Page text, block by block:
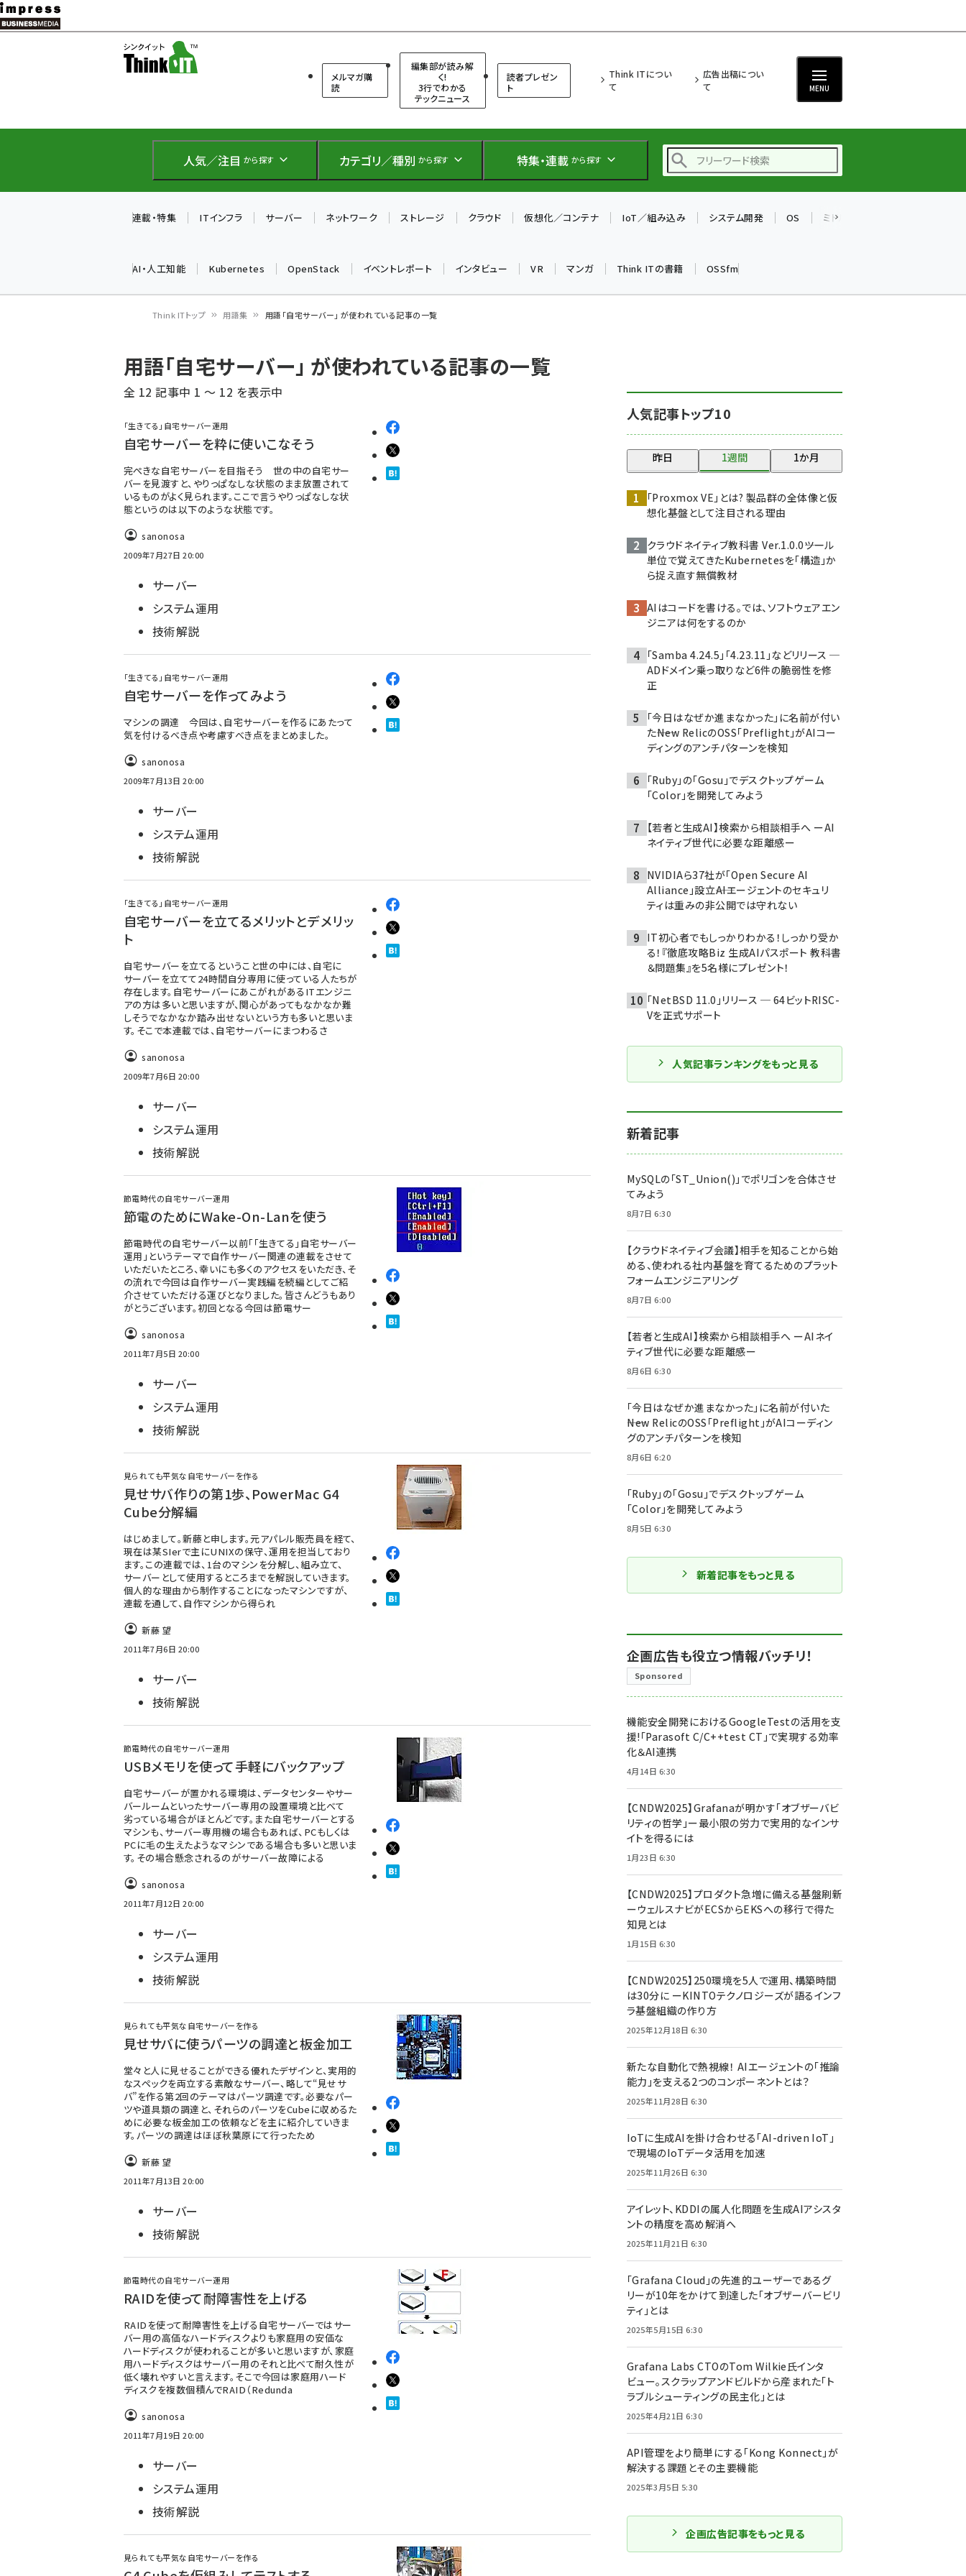
メ
イ
テ
に
メルマガ購
読
編集部が読み解
く!
3行でわかる
テックニュース
読者プレゼン
ト
Think ITについ
て
広告出稿につい
て
MENU
人気／注目 から探す カテゴリ／種別 から探す 特集・連載 から探す
仲間と築いた勝利の絆～
drupal (1963)
genai (1492)
abc123 (1367)
連載・特集 ITインフラ サーバー ネットワーク ストレージ クラウド 仮想化／コンテナ IoT／組み込み システム開発 OS ミドルウェア
AI・人工知能 Kubernetes OpenStack イベントレポート インタビュー VR マンガ Think ITの書籍 OSSfm
ン
く
ず
Think ITトップ 用語集 用語「自宅サーバー」 が使われている記事の一覧
用語「自宅サーバー」 が使われている記事の一覧
全 12 記事中 1 ～ 12 を表示中
「生きてる」自宅サーバー運用
自宅サーバーを粋に使いこなそう
完ぺきな自宅サーバーを目指そう 世の中の自宅サー
バーを見渡すと、やりっぱなしな状態のまま放置されて
いるものがよく見られます。ここで言うやりっぱなしな状
態というのは以下のような状態です。
sanonosa
2009年7月27日 20:00
サーバー
システム運用
技術解説
「生きてる」自宅サーバー運用
自宅サーバーを作ってみよう
マシンの調達 今回は、自宅サーバーを作るにあたって
気を付けるべき点や考慮すべき点をまとめました。
sanonosa
2009年7月13日 20:00
サーバー
システム運用
技術解説
「生きてる」自宅サーバー運用
自宅サーバーを立てるメリットとデメリッ
ト
自宅サーバーを立てるということ世の中には、自宅に
サーバーを立てて24時間自分専用に使っている人たちが
存在します。自宅サーバーにあこがれがあるITエンジニ
アの方は多いと思いますが、関心があってもなかなか難
しそうでなかなか踏み出せないという方も多いと思いま
す。そこで本連載では、自宅サーバーにまつわるさ
sanonosa
2009年7月6日 20:00
サーバー
システム運用
技術解説
節電時代の自宅サーバー運用
節電のためにWake-On-Lanを使う
節電時代の自宅サーバー以前「「生きてる」自宅サーバー
運用」というテーマで自作サーバー関連の連載をさせて
いただいたところ、幸いにも多くのアクセスをいただき、そ
の流れで今回は自作サーバー実践編を続編としてご紹
介させていただける運びとなりました。皆さんどうもあり
がとうございます。初回となる今回は節電サー
sanonosa
2011年7月5日 20:00
サーバー
システム運用
技術解説
見られても平気な自宅サーバーを作る
見せサバ作りの第1歩、PowerMac G4
Cube分解編
はじめまして。新藤と申します。元アパレル販売員を経て、
現在は某SIerで主にUNIXの保守、運用を担当しており
ます。この連載では、1台のマシンを分解し、組み立て、
サーバーとして使用するところまでを解説していきます。
個人的な理由から制作することになったマシンですが、
連載を通して、自作マシンから得られ
新藤 望
2011年7月6日 20:00
サーバー
技術解説
節電時代の自宅サーバー運用
USBメモリを使って手軽にバックアップ
自宅サーバーが置かれる環境は、データセンターやサー
バールームといったサーバー専用の設置環境と比べて
劣っている場合がほとんどです。また自宅サーバーとする
マシンも、サーバー専用機の場合もあれば、PCもしくは
PCに毛の生えたようなマシンである場合も多いと思いま
す。その場合懸念されるのがサーバー故障による
sanonosa
2011年7月12日 20:00
サーバー
システム運用
技術解説
見られても平気な自宅サーバーを作る
見せサバに使うパーツの調達と板金加工
堂々と人に見せることができる優れたデザインと、実用的
なスペックを両立する素敵なサーバー、略して“見せサ
バ”を作る第2回のテーマはパーツ調達です。必要なパー
ツや道具類の調達と、それらのパーツをCubeに収めるた
めに必要な板金加工の依頼などを主に紹介していきま
す。パーツの調達はほぼ秋葉原にて行ったため
新藤 望
2011年7月13日 20:00
サーバー
技術解説
節電時代の自宅サーバー運用
RAIDを使って耐障害性を上げる
RAIDを使って耐障害性を上げる自宅サーバーではサー
バー用の高価なハードディスクよりも家庭用の安価な
ハードディスクが使われることが多いと思いますが、家庭
用ハードディスクはサーバー用のそれと比べて耐久性が
低く壊れやすいと言えます。そこで今回は家庭用ハード
ディスクを複数個積んでRAID（Redunda
sanonosa
2011年7月19日 20:00
サーバー
システム運用
技術解説
見られても平気な自宅サーバーを作る
人気記事トップ10
昨日 1週間 1か月
「Proxmox VE」とは? 製品群の全体像と仮
想化基盤として注目される理由
クラウドネイティブ教科書 Ver.1.0.0――ツール
単位で覚えてきたKubernetesを「構造」か
ら捉え直す無償教材
AIはコードを書ける。では、ソフトウェアエン
ジニアは何をするのか
「Samba 4.24.5」「4.23.11」などリリース ─
ADドメイン乗っ取りなど6件の脆弱性を修
正
「今日はなぜか進まなかった」に名前が付い
た――New RelicのOSS「Preflight」がAIコー
ディングのアンチパターンを検知
「Ruby」の「Gosu」でデスクトップゲーム
「Color」を開発してみよう
【若者と生成AI】検索から相談相手へ ーAI
ネイティブ世代に必要な距離感ー
NVIDIAら37社が「Open Secure AI
Alliance」設立――AIエージェントのセキュリ
ティは重みの非公開では守れない
IT初心者でもしっかりわかる！しっかり受か
る！『徹底攻略Biz 生成AIパスポート 教科書
＆問題集』を5名様にプレゼント！
「NetBSD 11.0」リリース ─ 64ビットRISC-
Vを正式サポート
人気記事ランキングをもっと見る
新着記事
MySQLの「ST_Union()」でポリゴンを合体させ
てみよう
8月7日 6:30
【クラウドネイティブ会議】相手を知ることから始
める、使われる社内基盤を育てるためのプラット
フォームエンジニアリング
8月7日 6:00
【若者と生成AI】検索から相談相手へ ーAIネイ
ティブ世代に必要な距離感ー
8月6日 6:30
「今日はなぜか進まなかった」に名前が付いた
――New RelicのOSS「Preflight」がAIコーディン
グのアンチパターンを検知
8月6日 6:20
「Ruby」の「Gosu」でデスクトップゲーム
「Color」を開発してみよう
8月5日 6:30
新着記事をもっと見る
企画広告も役立つ情報バッチリ！
Sponsored
機能安全開発におけるGoogleTestの活用を支
援!「Parasoft C/C++test CT」で実現する効率
化＆AI連携
4月14日 6:30
【CNDW2025】Grafanaが明かす「オブザーバビ
リティの哲学」ー最小限の労力で実用的なインサ
イトを得るには
1月23日 6:30
【CNDW2025】プロダクト急増に備える基盤刷新
ーウェルスナビがECSからEKSへの移行で得た
知見とは
1月15日 6:30
【CNDW2025】250環境を5人で運用、構築時間
は30分に ーKINTOテクノロジーズが語るインフ
ラ基盤組織の作り方
2025年12月18日 6:30
新たな自動化で熱視線！ AIエージェントの「推論
能力」を支える2つのコンポーネントとは？
2025年11月28日 6:30
IoTに生成AIを掛け合わせる「AI-driven IoT」
で現場のIoTデータ活用を加速
2025年11月26日 6:30
アイレット、KDDIの属人化問題を生成AIアシスタ
ントの精度を高め解消へ
2025年11月21日 6:30
「Grafana Cloud」の先進的ユーザーであるグ
リーが10年をかけて到達した「オブザーバービリ
ティ」とは
2025年5月15日 6:30
Grafana Labs CTOのTom Wilkie氏インタ
ビュー。スクラップアンドビルドから産まれた「ト
ラブルシューティングの民主化」とは
2025年4月21日 6:30
API管理をより簡単にする「Kong Konnect」が
解決する課題とその主要機能
2025年3月5日 5:30
企画広告記事をもっと見る